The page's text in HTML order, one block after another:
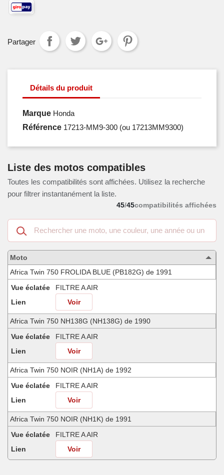
Partager
Détails du produit
Marque Honda
Référence 17213-MM9-300 (ou 17213MM9300)
Liste des motos compatibles
Toutes les compatibilités sont affichées. Utilisez la recherche
pour filtrer instantanément la liste.
45/45compatibilités affichées
Recherche
dans
les
motos
compatibles
Moto
Africa Twin 750 FROLIDA BLUE (PB182G) de 1991
Vue éclatée
FILTRE A AIR
Lien
Voir
Africa Twin 750 NH138G (NH138G) de 1990
Vue éclatée
FILTRE A AIR
Lien
Voir
Africa Twin 750 NOIR (NH1A) de 1992
Vue éclatée
FILTRE A AIR
Lien
Voir
Africa Twin 750 NOIR (NH1K) de 1991
Vue éclatée
FILTRE A AIR
Lien
Voir